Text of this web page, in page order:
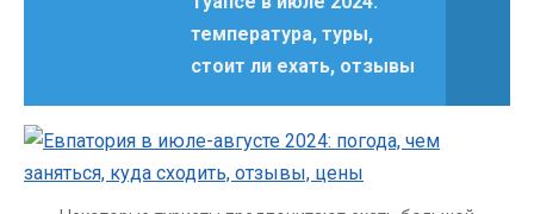
температура, туры,
стоит ли ехать, отзывы